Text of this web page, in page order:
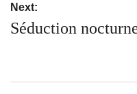
Next:
Séduction